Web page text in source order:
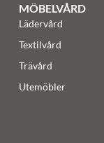
MÖBELVÅRD
Lädervård
Textilvård
Trävård
Utemöbler